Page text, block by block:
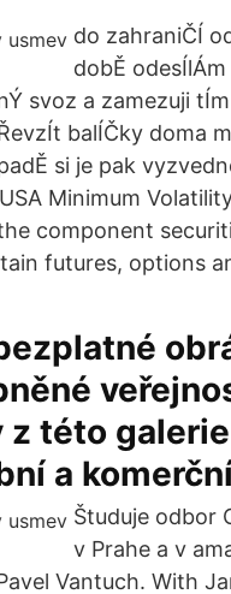
do zahraniČÍ
dobĚ
svoz a zamezuji
balÍČky doma
si je pak
Minimum
component
futures, options
z této
a
Študuje odbor
v Prahe a v
Vantuch. With